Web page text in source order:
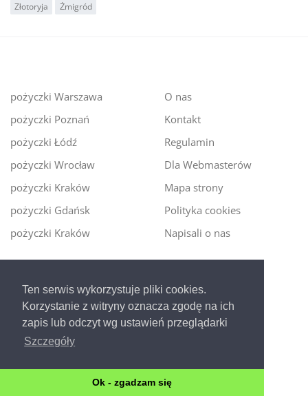
Ten serwis wykorzystuje pliki cookies.
Korzystanie z witryny oznacza zgodę na ich
zapis lub odczyt wg ustawień przeglądarki
Szczegóły
Ok - zgadzam się
Złotoryja
Żmigród
pożyczki Warszawa
pożyczki Poznań
pożyczki Łódź
pożyczki Wrocław
pożyczki Kraków
pożyczki Gdańsk
pożyczki Kraków
O nas
Kontakt
Regulamin
Dla Webmasterów
Mapa strony
Polityka cookies
Napisali o nas
Ekspert kredytowy online - nowa era szybkiego i
bezpiecznego pożyczania!